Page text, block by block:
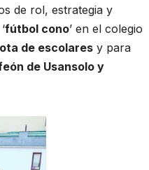
de rol, estrategia y
fútbol cono’ en el colegio
de escolares y para
de Usansolo y